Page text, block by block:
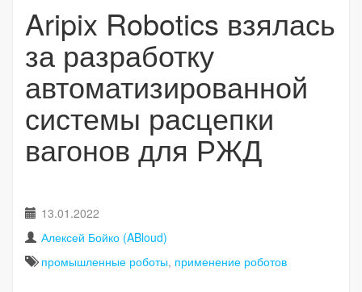
Aripix Robotics взялась
за разработку
автоматизированной
системы расцепки
вагонов для РЖД
13.01.2022
Алексей Бойко (ABloud)
промышленные роботы, применение роботов